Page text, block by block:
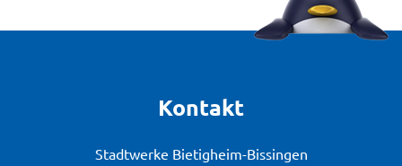
Kontakt
Stadtwerke Bietigheim-Bissingen